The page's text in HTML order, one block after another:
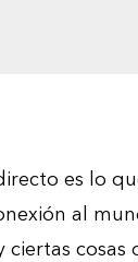
es lo
al
cosas